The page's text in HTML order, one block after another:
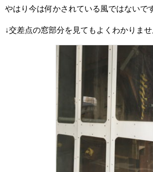
やはり今は何かされている風ではないで
↓交差点の窓部分を見てもよくわかりませ